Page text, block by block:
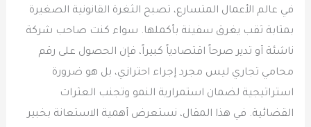
في عالم الأعمال المتسارع، تصبح الثغرة القانونية الصغيرة
بمثابة ثقب يغرق سفينة بأكملها. سواء كنت صاحب شركة
ناشئة أو تدير صرحاً اقتصادياً كبيراً، فإن الحصول على رقم
محامي تجاري ليس مجرد إجراء احترازي، بل هو ضرورة
استراتيجية لضمان استمرارية النمو وتجنب العثرات
القضائية. في هذا المقال، نستعرض أهمية الاستعانة بخبير